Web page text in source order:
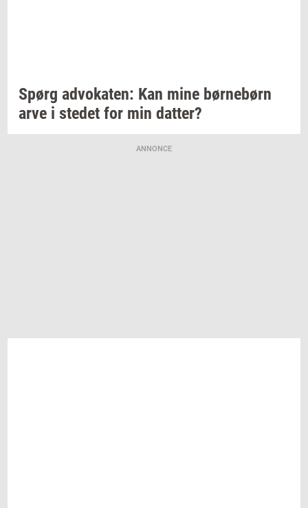
Spørg ad­vo­ka­ten: Kan mine bør­ne­børn
arve i ste­det for min dat­ter?
ANNONCE